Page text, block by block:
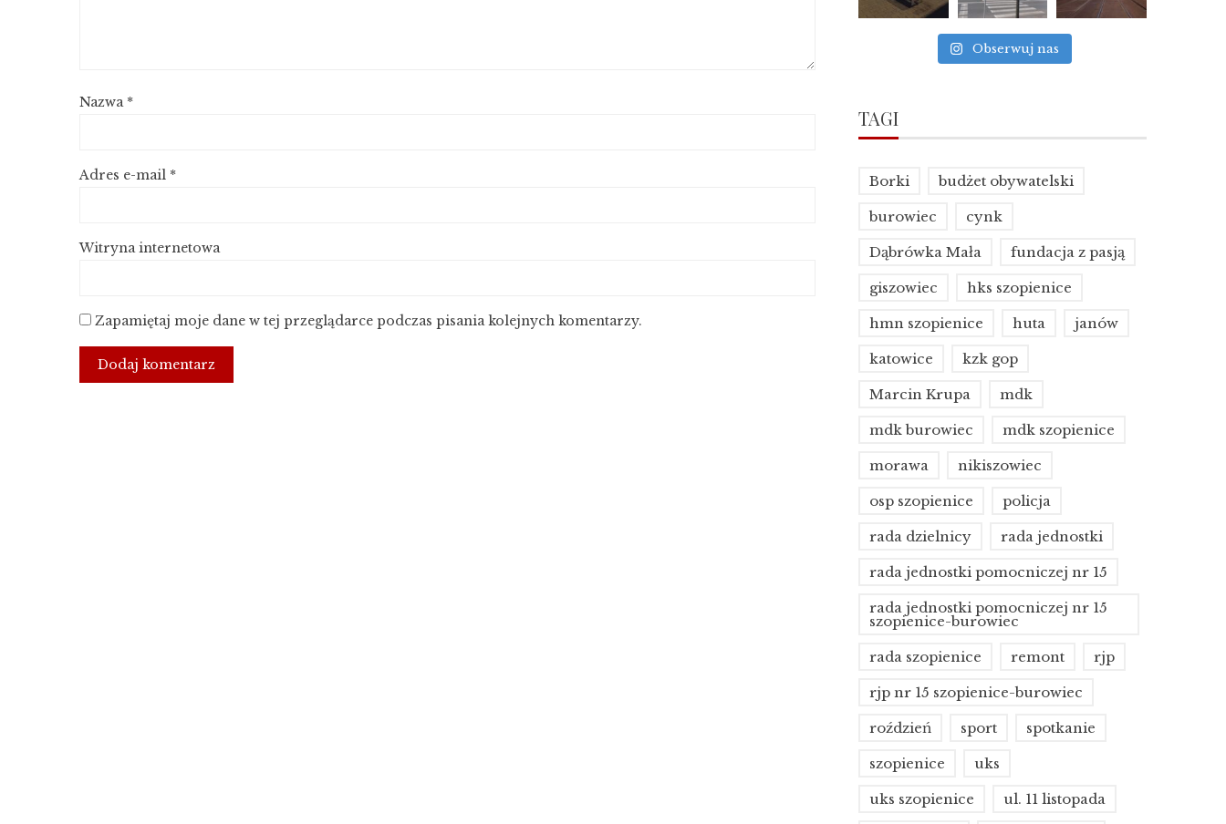
Nazwa *
Adres e-mail *
Witryna internetowa
Zapamiętaj moje dane w tej przeglądarce podczas pisania kolejnych komentarzy.
Obserwuj nas
TAGI
Borki budżet obywatelski
burowiec cynk
Dąbrówka Mała fundacja z pasją
giszowiec hks szopienice
hmn szopienice huta janów
katowice kzk gop
Marcin Krupa mdk
mdk burowiec mdk szopienice
morawa nikiszowiec
osp szopienice policja
rada dzielnicy rada jednostki
rada jednostki pomocniczej nr 15
rada jednostki pomocniczej nr 15
szopienice-burowiec
rada szopienice remont rjp
rjp nr 15 szopienice-burowiec
roździeń sport spotkanie
szopienice uks
uks szopienice ul. 11 listopada